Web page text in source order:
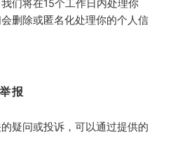
们将在15个工作日内处理你
删除或匿名化处理你的个人信
报
疑问或投诉，可以通过提供的